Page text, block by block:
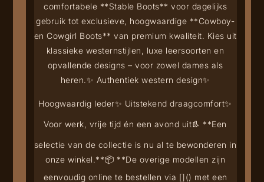
comfortabele **Stable Boots** voor dagelijks
gebruik tot exclusieve, hoogwaardige **Cowboy-
en Cowgirl Boots** van premium kwaliteit. Kies uit
klassieke westernstijlen, luxe leersoorten en
opvallende designs – voor zowel dames als
heren.✨ Authentiek western design✨
Hoogwaardig leder✨ Uitstekend draagcomfort✨
Voor werk, vrije tijd én een avond uit👢 **Een
selectie van de collectie is nu al te bewonderen in
onze winkel.**📦 **De overige modellen zijn
eenvoudig online te bestellen via []() met een